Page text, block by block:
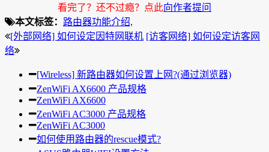
看完了？还不过瘾？点此向作者提问
本文标签： 路由器功能介绍,
[外部网络] 如何设定因特网联机 [访客网络] 如何设定访客网
络
[Wireless] 新路由器如何设置上网?(通过浏览器)
ZenWiFi AX6600 产品规格
ZenWiFi AX6600
ZenWiFi AC3000 产品规格
ZenWiFi AC3000
如何使用路由器的rescue模式?